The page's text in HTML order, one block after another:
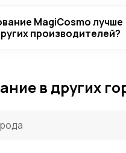
MagiCosmo лучше
производителей?
в других